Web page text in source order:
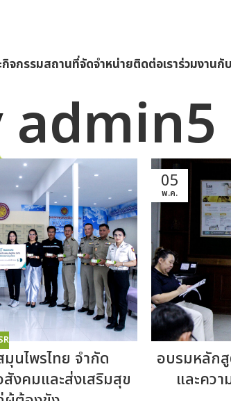
จกรรมสถานที่จัดจำหน่ายติดต่อเราร่วมงานกั
admin5
ไพรไทย จำกัด
งคมและส่งเสริมสุข
05
พ.ค.
อบรมหลักสู
และคว